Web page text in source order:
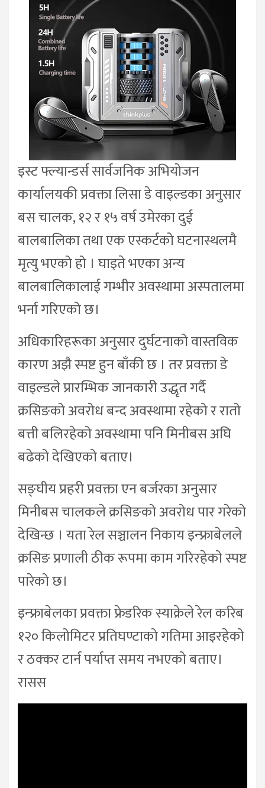
इस्ट फ्ल्यान्डर्स सार्वजनिक अभियोजन
कार्यालयकी प्रवक्ता लिसा डे वाइल्डका अनुसार
बस चालक, १२ र १५ वर्ष उमेरका दुई
बालबालिका तथा एक एस्कर्टको घटनास्थलमै
मृत्यु भएको हो । घाइते भएका अन्य
बालबालिकालाई गम्भीर अवस्थामा अस्पतालमा
भर्ना गरिएको छ।
अधिकारिहरूका अनुसार दुर्घटनाको वास्तविक
कारण अझै स्पष्ट हुन बाँकी छ । तर प्रवक्ता डे
वाइल्डले प्रारम्भिक जानकारी उद्धृत गर्दै
क्रसिङको अवरोध बन्द अवस्थामा रहेको र रातो
बत्ती बलिरहेको अवस्थामा पनि मिनीबस अघि
बढेको देखिएको बताए।
सङ्घीय प्रहरी प्रवक्ता एन बर्जरका अनुसार
मिनीबस चालकले क्रसिङको अवरोध पार गरेको
देखिन्छ । यता रेल सञ्चालन निकाय इन्फ्राबेलले
क्रसिङ प्रणाली ठीक रूपमा काम गरिरहेको स्पष्ट
पारेको छ।
इन्फ्राबेलका प्रवक्ता फ्रेडरिक स्याक्रेले रेल करिब
१२० किलोमिटर प्रतिघण्टाको गतिमा आइरहेको
र ठक्कर टार्न पर्याप्त समय नभएको बताए।
रासस